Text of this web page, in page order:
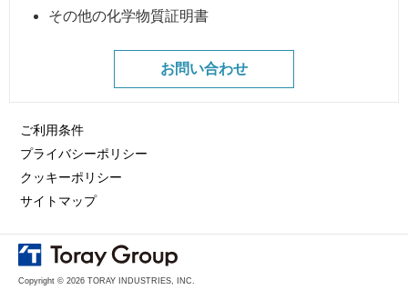
その他の化学物質証明書
お問い合わせ
ご利用条件
プライバシーポリシー
クッキーポリシー
サイトマップ
Copyright © 2026 TORAY INDUSTRIES, INC.